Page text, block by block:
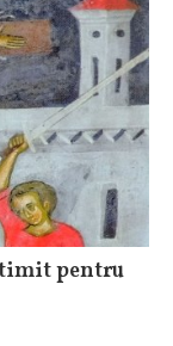
pentru